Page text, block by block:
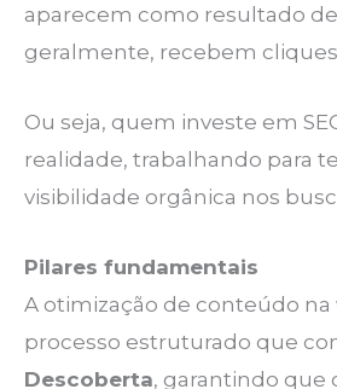
aparecem como resultado
geralmente, recebem
Ou seja, quem investe em
realidade, trabalhando para
visibilidade orgânica nos
Pilares fundamentais
A otimização de conteúdo na
processo estruturado que
Descoberta, garantindo que